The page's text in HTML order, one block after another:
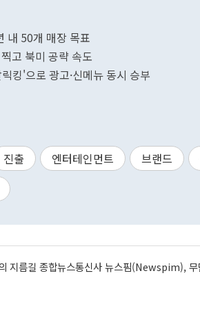
내 50개 매장 목표
고 북미 공략 속도
킹'으로 광고·신메뉴 동시 승부
진출 엔터테인먼트 브랜드
지름길 종합뉴스통신사 뉴스핌(Newspim),